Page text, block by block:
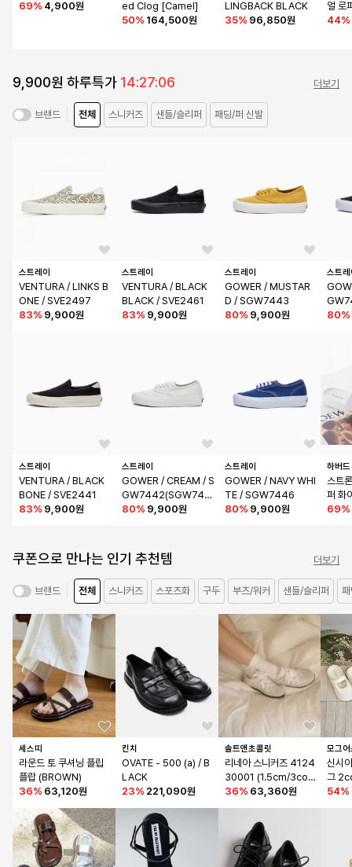
69% 4,900원
ed Clog [Camel]
50% 164,500원
LINGBACK BLACK
35% 96,850원
얼 로
44%
9,900원 하루특가 14:27:06 더보기
브랜드 전체 스니커즈 샌들/슬리퍼 패딩/퍼 신발
스트레이
VENTURA / LINKS B
ONE / SVE2497
83% 9,900원
스트레이
VENTURA / BLACK
BONE / SVE2441
83% 9,900원
스트레이
VENTURA / BLACK
BLACK / SVE2461
83% 9,900원
스트레이
GOWER / CREAM / S
GW7442(SGW745
9)
80% 9,900원
스트레이
GOWER / MUSTAR
D / SGW7443
80% 9,900원
스트레이
GOWER / NAVY WHI
TE / SGW7446
80% 9,900원
스트
80%
하버
스트
퍼 화
69%
쿠폰으로 만나는 인기 추천템 더보기
브랜드 전체 스니커즈 스포츠화 구두 부츠/워커 샌들/슬리퍼
세스띠
라운드 토 쿠셔닝 플립
플랍 (BROWN)
36% 63,120원
킨치
OVATE - 500 (a) / B
LACK
23% 221,090원
솔트앤초콜릿
리네아 스니커즈 4124
30001 (1.5cm/3colo
rs)
36% 63,360원
모그
신시
그
54%